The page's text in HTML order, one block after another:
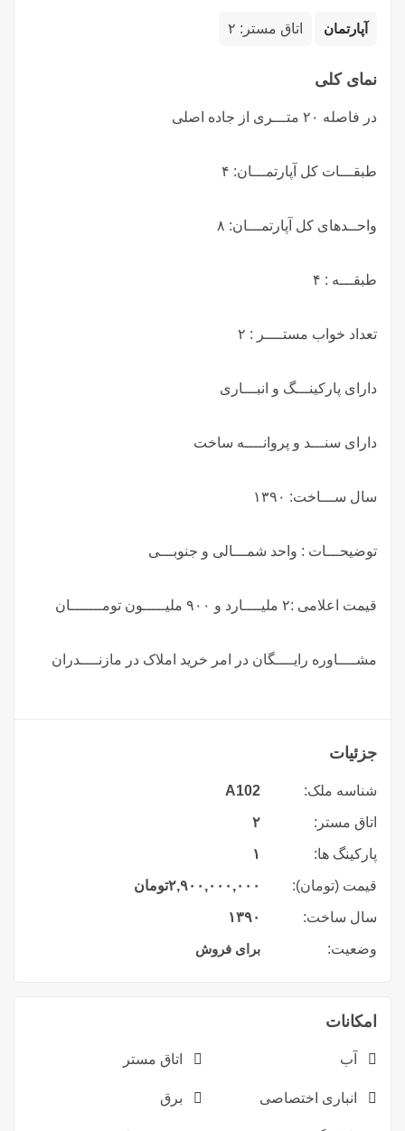
آپارتمان اتاق مستر: ۲
نمای کلی
در فاصله ۲۰ متـــری از جاده اصلی
طبقـــات کل آپارتمـــان: ۴
واحــدهای کل آپارتمـــان: ۸
طبقـــه : ۴
تعداد خواب مستــــر : ۲
دارای پارکینـــگ و انبـــاری
دارای سنـــد و پروانــــه ساخت
سال ســـاخت: ۱۳۹۰
توضيحـــات : واحد شمـــالی و جنوبـــی
قیمت اعلامی :۲ ملیــــارد و ۹۰۰ ملیـــــون تومـــــــان
مشــــاوره رایــــگان در امر خرید املاک در مازنــــدران
جزئیات
شناسه ملک: A102
اتاق مستر: ۲
پارکینگ ها: ۱
قیمت (تومان): ۲,۹۰۰,۰۰۰,۰۰۰تومان
سال ساخت: ۱۳۹۰
وضعیت: برای فروش
امکانات
آب اتاق مستر
انباری اختصاصی برق